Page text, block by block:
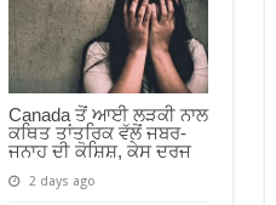
Canada ਤੋਂ ਆਈ ਲੜਕੀ ਨਾਲ
ਕਥਿਤ ਤਾਂਤਰਿਕ ਵੱਲੋਂ ਜਬਰ-
ਜਨਾਹ ਦੀ ਕੋਸ਼ਿਸ਼, ਕੇਸ ਦਰਜ
2 days ago